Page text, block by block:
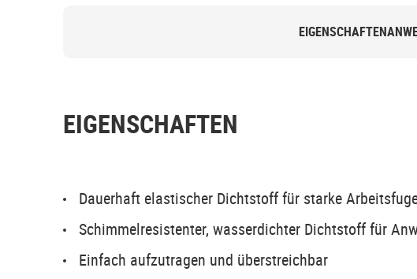
EIGENSCHAFTEN
EIGENSCHAFTEN
Dauerhaft elastischer Dichtstoff für starke
Schimmelresistenter, wasserdichter Dichtstoff für
Einfach aufzutragen und überstreichbar